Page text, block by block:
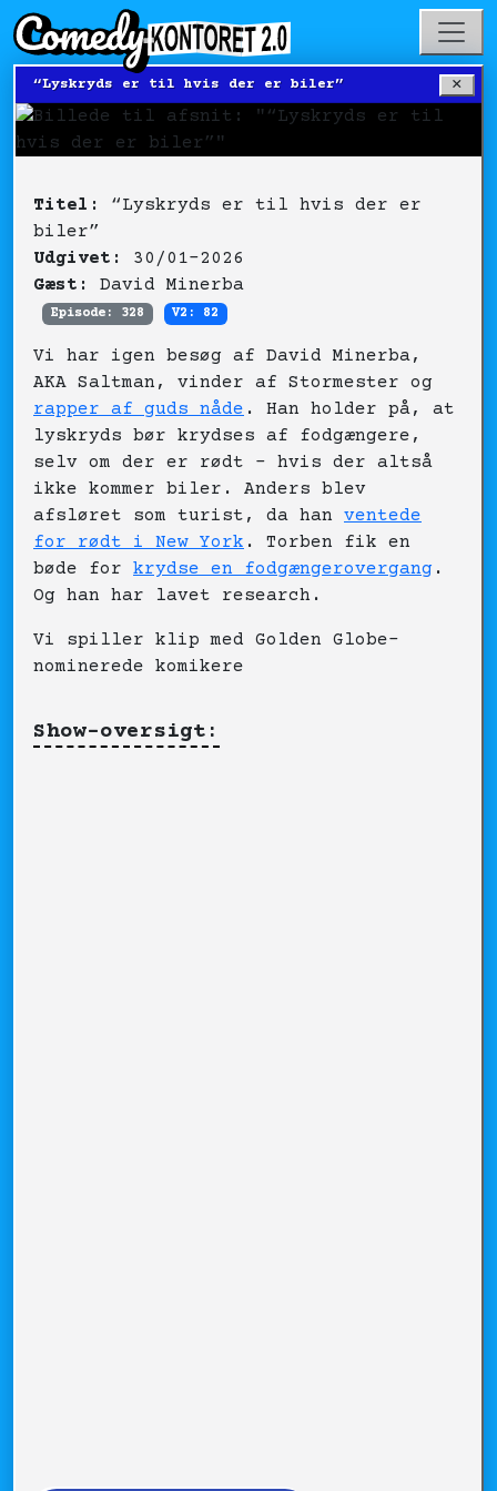
“Lyskryds er til hvis der er biler” ×
Titel:
“Lyskryds er til hvis der er
biler”
Udgivet:
30/01-2026
Gæst:
David Minerba
Episode: 328 V2: 82
Vi har igen besøg af David Minerba,
AKA Saltman, vinder af Stormester og
rapper af guds nåde . Han holder på, at
lyskryds bør krydses af fodgængere,
selv om der er rødt – hvis der altså
ikke kommer biler. Anders blev
afsløret som turist, da han ventede
for rødt i New York . Torben fik en
bøde for krydse en fodgængerovergang .
Og han har lavet research.
Vi spiller klip med Golden Globe-
nominerede komikere
Show-oversigt: